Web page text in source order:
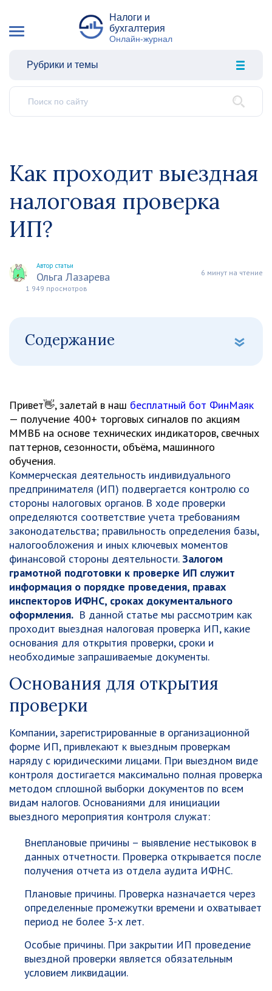
Налоги и
бухгалтерия
Онлайн-журнал
Рубрики и темы
Как проходит выездная
налоговая проверка
ИП?
Автор статьи
Ольга Лазарева
6 минут на чтение
1 949 просмотров
Содержание
Привет👋, залетай в наш бесплатный бот ФинМаяк
— получение 400+ торговых сигналов по акциям
ММВБ на основе технических индикаторов, свечных
паттернов, сезонности, объёма, машинного
обучения.
Коммерческая деятельность индивидуального
предпринимателя (ИП) подвергается контролю со
стороны налоговых органов. В ходе проверки
определяются соответствие учета требованиям
законодательства; правильность определения базы,
налогообложения и иных ключевых моментов
финансовой стороны деятельности.Залогом
грамотной подготовки к проверке ИП служит
информация о порядке проведения, правах
инспекторов ИФНС, сроках документального
оформления. В данной статье мы рассмотрим как
проходит выездная налоговая проверка ИП, какие
основания для открытия проверки, сроки и
необходимые запрашиваемые документы.
Основания для открытия
проверки
Компании, зарегистрированные в организационной
форме ИП, привлекают к выездным проверкам
наряду с юридическими лицами. При выездном виде
контроля достигается максимально полная проверка
методом сплошной выборки документов по всем
видам налогов. Основаниями для инициации
выездного мероприятия контроля служат:
Внеплановые причины – выявление нестыковок в
данных отчетности. Проверка открывается после
получения отчета из отдела аудита ИФНС.
Плановые причины. Проверка назначается через
определенные промежутки времени и охватывает
период не более 3-х лет.
Особые причины. При закрытии ИП проведение
выездной проверки является обязательным
условием ликвидации.